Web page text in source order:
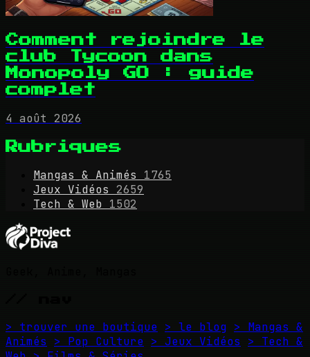
Comment rejoindre le
club Tycoon dans
Monopoly GO : guide
complet
4 août 2026
Rubriques
Mangas & Animés
1765
Jeux Vidéos
2659
Tech & Web 1502
> trouver une boutique > le blog > Mangas &
Animés
> Pop Culture > Jeux Vidéos
> Tech &